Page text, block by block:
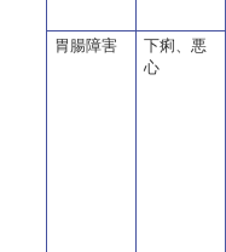
胃腸障害
下痢、悪
心